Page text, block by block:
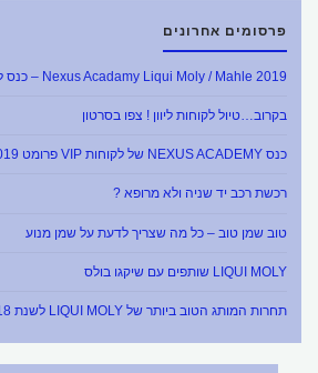
פרסומים אחרונים
Nexus Acadamy Liqui Moly / Mahle 2019 – כנס לקוחות פרומט
בקרוב…טיול לקוחות ליוון ! צפו בסרטון
כנס NEXUS ACADEMY של לקוחות VIP פרומט 2019
רכשת רכב יד שניה ולא מרופא ?
טוב שמן טוב – כל מה שצריך לדעת על שמן מנוע
LIQUI MOLY שותפים עם שיקגו בולס
תחרות המותג הטוב ביותר של LIQUI MOLY לשנת 2018